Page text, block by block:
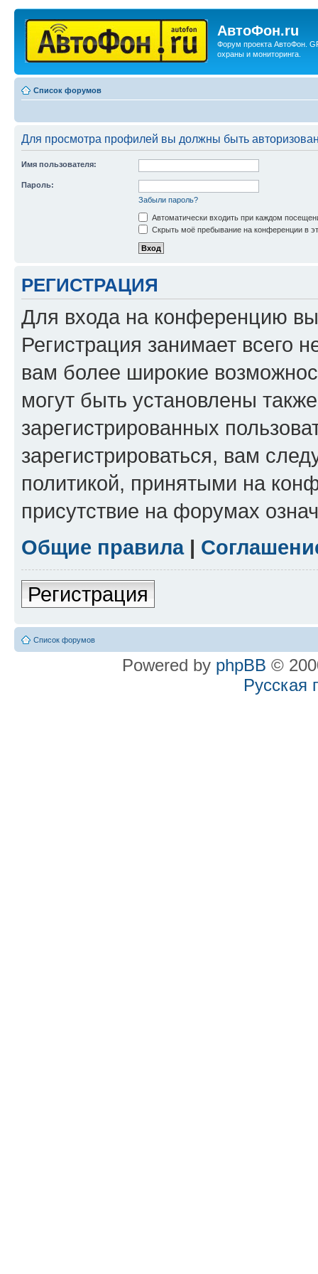
АвтоФон.ru
Форум проекта АвтоФон.
охраны и мониторинга.
Список форумов
Для просмотра профилей вы должны быть
Имя пользователя:
Пароль:
Забыли пароль?
Автоматически входить при каждом
Скрыть моё пребывание на конференции в
РЕГИСТРАЦИЯ
Для входа на конференцию
Регистрация занимает всего
вам более широкие
могут быть установлены
зарегистрированных
зарегистрироваться, вам
политикой, принятыми на
присутствие на форумах
Общие правила|
Регистрация
Список форумов
Powered by phpBB ©
Русская